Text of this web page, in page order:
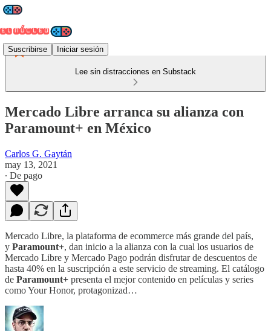
Suscribirse Iniciar sesión
Lee sin distracciones en Substack
Mercado Libre arranca su alianza con
Paramount+ en México
Carlos G. Gaytán
may 13, 2021
∙ De pago
Mercado Libre, la plataforma de ecommerce más grande del país,
y Paramount+, dan inicio a la alianza con la cual los usuarios de
Mercado Libre y Mercado Pago podrán disfrutar de descuentos de
hasta 40% en la suscripción a este servicio de streaming. El catálogo
de Paramount+ presenta el mejor contenido en películas y series
como Your Honor, protagonizad…